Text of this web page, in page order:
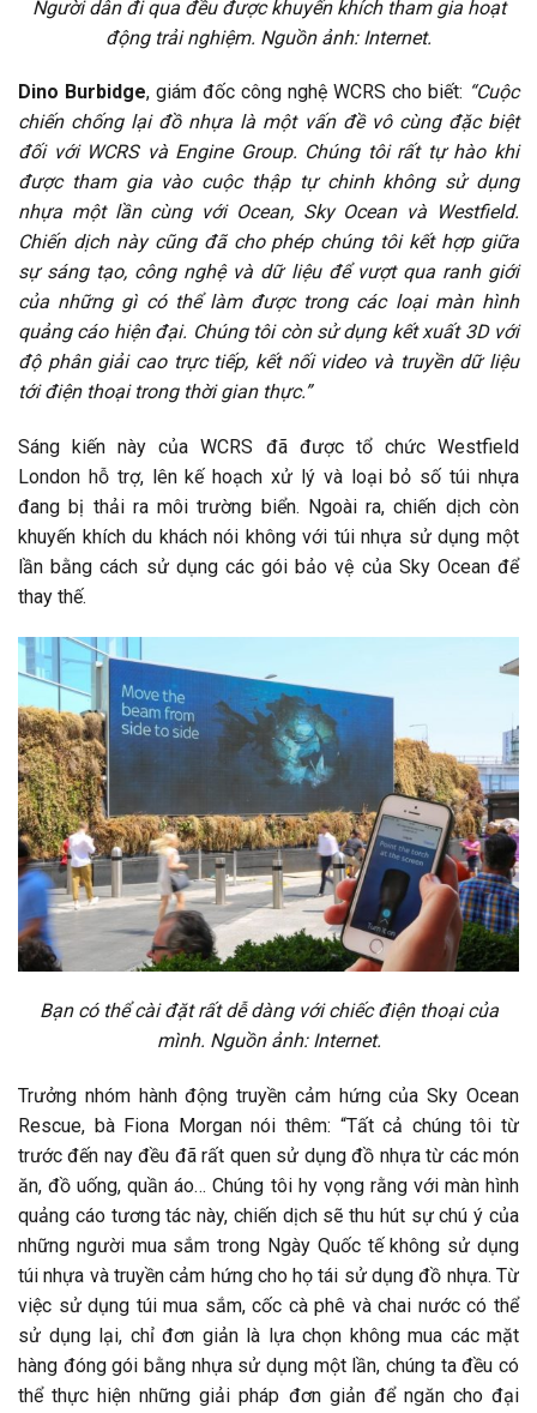
Người dân đi qua đều được khuyến khích tham gia hoạt
động trải nghiệm. Nguồn ảnh: Internet.
Dino Burbidge, giám đốc công nghệ WCRS cho biết: “Cuộc
chiến chống lại đồ nhựa là một vấn đề vô cùng đặc biệt
đối với WCRS và Engine Group. Chúng tôi rất tự hào khi
được tham gia vào cuộc thập tự chinh không sử dụng
nhựa một lần cùng với Ocean, Sky Ocean và Westfield.
Chiến dịch này cũng đã cho phép chúng tôi kết hợp giữa
sự sáng tạo, công nghệ và dữ liệu để vượt qua ranh giới
của những gì có thể làm được trong các loại màn hình
quảng cáo hiện đại. Chúng tôi còn sử dụng kết xuất 3D với
độ phân giải cao trực tiếp, kết nối video và truyền dữ liệu
tới điện thoại trong thời gian thực.”
Sáng kiến này của WCRS đã được tổ chức Westfield
London hỗ trợ, lên kế hoạch xử lý và loại bỏ số túi nhựa
đang bị thải ra môi trường biển. Ngoài ra, chiến dịch còn
khuyến khích du khách nói không với túi nhựa sử dụng một
lần bằng cách sử dụng các gói bảo vệ của Sky Ocean để
thay thế.
Bạn có thể cài đặt rất dễ dàng với chiếc điện thoại của
mình. Nguồn ảnh: Internet.
Trưởng nhóm hành động truyền cảm hứng của Sky Ocean
Rescue, bà Fiona Morgan nói thêm: “Tất cả chúng tôi từ
trước đến nay đều đã rất quen sử dụng đồ nhựa từ các món
ăn, đồ uống, quần áo… Chúng tôi hy vọng rằng với màn hình
quảng cáo tương tác này, chiến dịch sẽ thu hút sự chú ý của
những người mua sắm trong Ngày Quốc tế không sử dụng
túi nhựa và truyền cảm hứng cho họ tái sử dụng đồ nhựa. Từ
việc sử dụng túi mua sắm, cốc cà phê và chai nước có thể
sử dụng lại, chỉ đơn giản là lựa chọn không mua các mặt
hàng đóng gói bằng nhựa sử dụng một lần, chúng ta đều có
thể thực hiện những giải pháp đơn giản để ngăn cho đại